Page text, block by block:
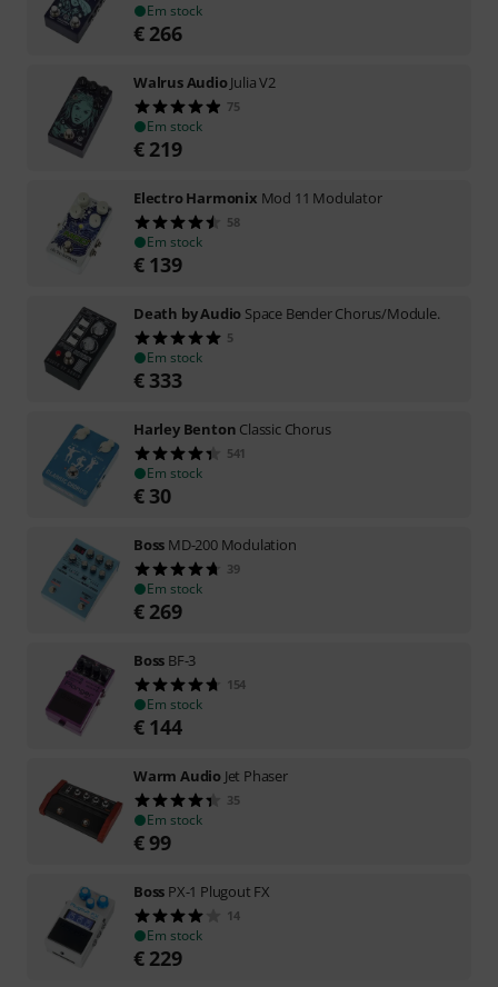
Em stock
€ 266
Walrus AudioJulia V2
75
Em stock
€ 219
Electro Harmonix Mod 11 Modulator
58
Em stock
€ 139
Death by Audio Space Bender Chorus/Module.
5
Em stock
€ 333
Harley Benton Classic Chorus
541
Em stock
€ 30
Boss MD-200 Modulation
39
Em stock
€ 269
Boss BF-3
154
Em stock
€ 144
Warm Audio Jet Phaser
35
Em stock
€99
Boss PX-1 Plugout FX
14
Em stock
€ 229